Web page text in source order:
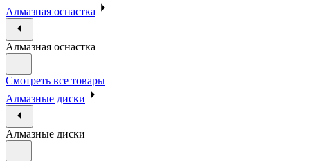
Алмазная оснастка
Алмазная оснастка
Смотреть все товары
Алмазные диски
Алмазные диски